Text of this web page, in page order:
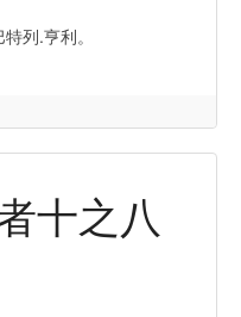
列.亨利。
十之八